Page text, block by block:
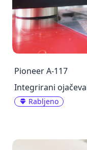
Pioneer A-117
Integrirani
Rabljeno